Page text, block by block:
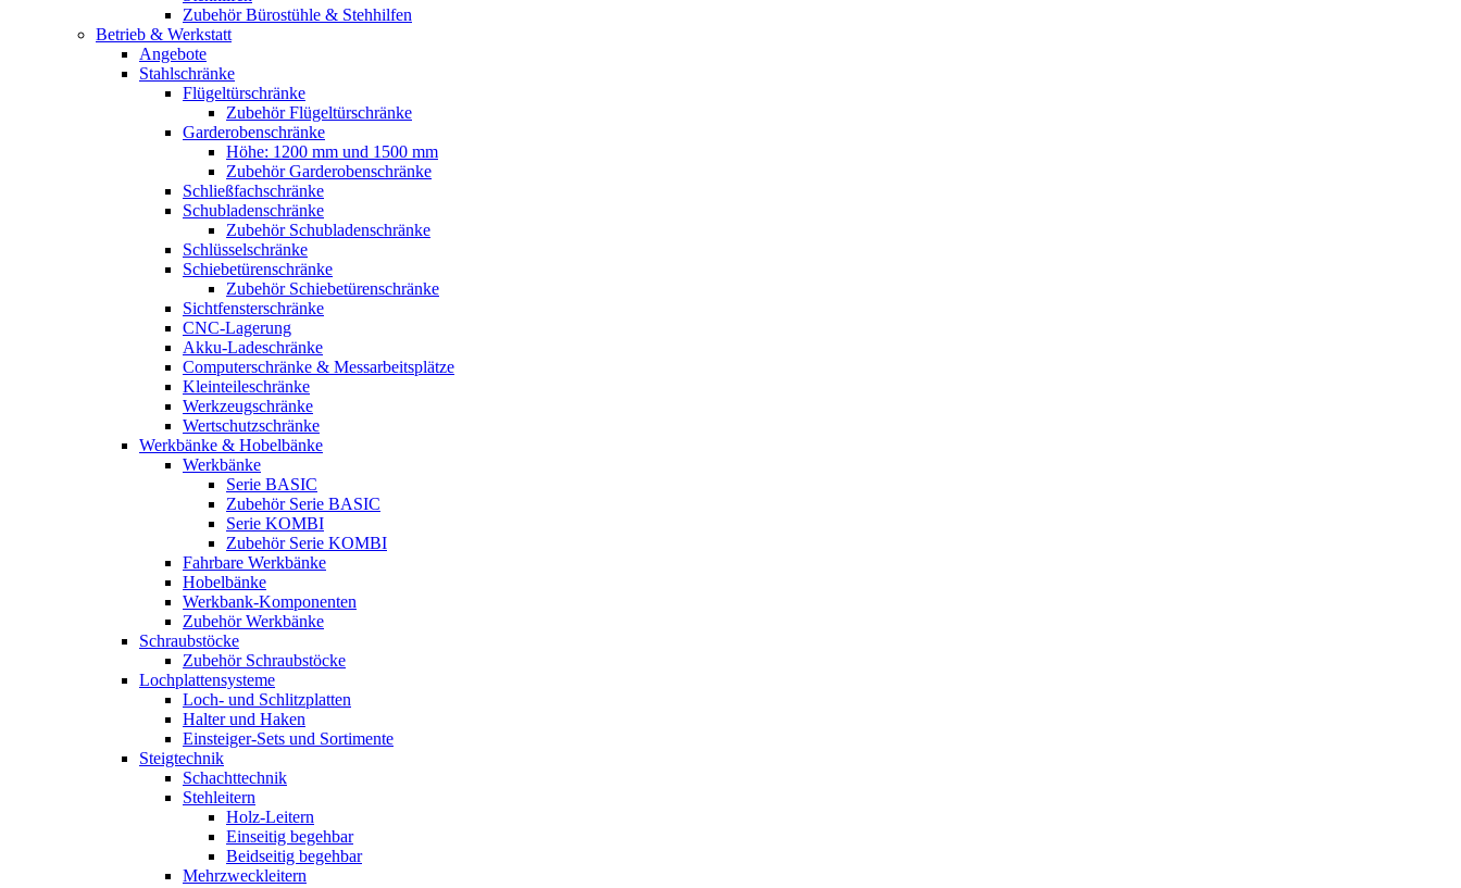
Zubehör Bürostühle & Stehhilfen
Betrieb & Werkstatt
Angebote
Stahlschränke
Flügeltürschränke
Zubehör Flügeltürschränke
Garderobenschränke
Höhe: 1200 mm und 1500 mm
Zubehör Garderobenschränke
Schließfachschränke
Schubladenschränke
Zubehör Schubladenschränke
Schlüsselschränke
Schiebetürenschränke
Zubehör Schiebetürenschränke
Sichtfensterschränke
CNC-Lagerung
Akku-Ladeschränke
Computerschränke & Messarbeitsplätze
Kleinteileschränke
Werkzeugschränke
Wertschutzschränke
Werkbänke & Hobelbänke
Werkbänke
Serie BASIC
Zubehör Serie BASIC
Serie KOMBI
Zubehör Serie KOMBI
Fahrbare Werkbänke
Hobelbänke
Werkbank-Komponenten
Zubehör Werkbänke
Schraubstöcke
Zubehör Schraubstöcke
Lochplattensysteme
Loch- und Schlitzplatten
Halter und Haken
Einsteiger-Sets und Sortimente
Steigtechnik
Schachttechnik
Stehleitern
Holz-Leitern
Einseitig begehbar
Beidseitig begehbar
Mehrzweckleitern